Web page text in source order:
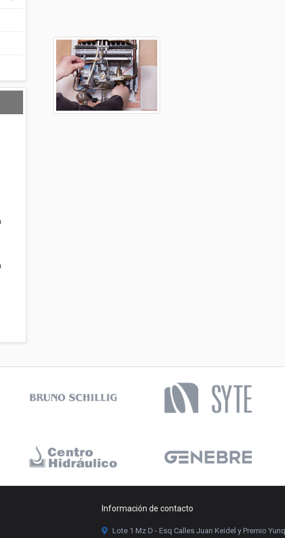
Información de contacto
Lote 1 Mz D - Esq Calles Juan Keidel y Premio